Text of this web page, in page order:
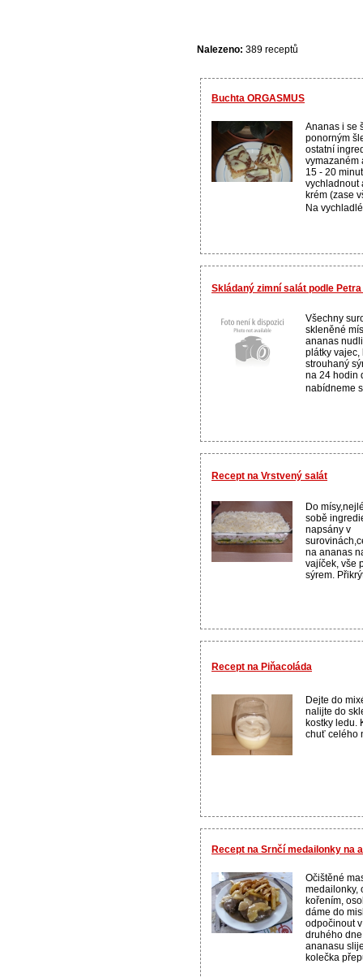
Nalezeno: 389 receptů
Buchta ORGASMUS
Ananas i se
ponorným
ostatní
vymazaném
15 - 20
vychladnout
krém (zase
Na
Skládaný zimní salát podle
Všechny
skleněné
ananas
plátky vajec,
strouhaný
na 24 hodin
nabídneme
Recept na Vrstvený salát
Do
sobě
napsány v
na ananas
vajíček, vše
sýrem.
Recept na Piňacoláda
Dejte do
nalijte do
kostky ledu.
chuť celého
Recept na Srnčí medailonky na
Očištěné
medailonky,
kořením,
dáme do
odpočinout
druhého
ananasu
kolečka